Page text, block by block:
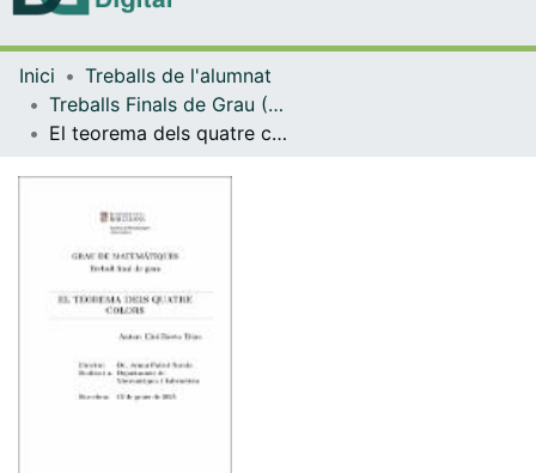
Navega per tot el DD
Inici
Treballs de l'alumnat
Treballs Finals de Grau (TFG) - Matemàtiques
El teorema dels quatre colors